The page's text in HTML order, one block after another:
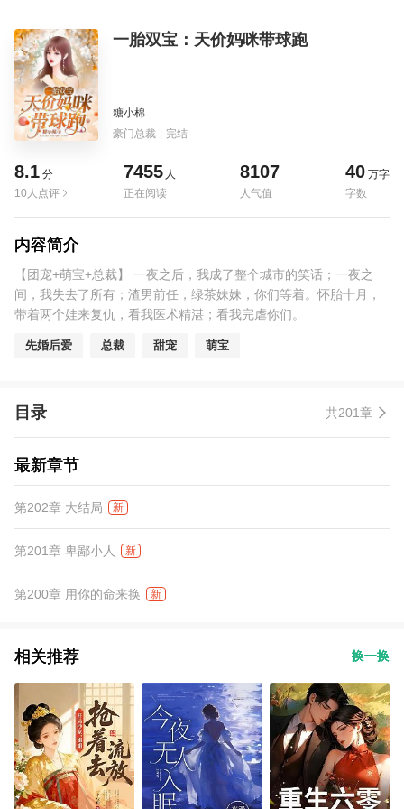
一胎双宝：天价妈咪带球跑
糖小棉
豪门总裁 | 完结
8.1 分
10人点评
7455 人
正在阅读
8107
人气值
40 万字
字数
内容简介
【团宠+萌宝+总裁】 一夜之后，我成了整个城市的笑话；一夜之
间，我失去了所有；渣男前任，绿茶妹妹，你们等着。怀胎十月，
带着两个娃来复仇，看我医术精湛；看我完虐你们。
先婚后爱 总裁 甜宠 萌宝
目录 共201章
最新章节
第202章 大结局 新
第201章 卑鄙小人 新
第200章 用你的命来换 新
相关推荐 换一换